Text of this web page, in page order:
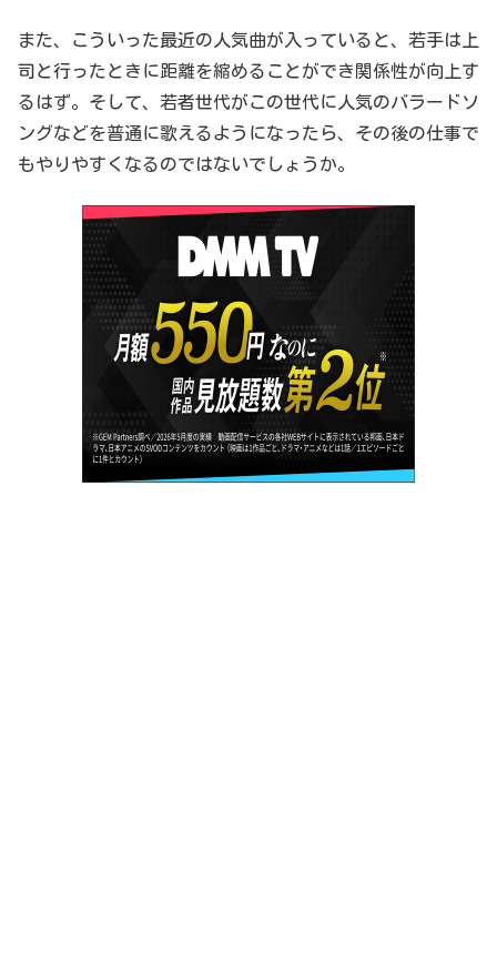
また、こういった最近の人気曲が入っていると、若手は上
司と行ったときに距離を縮めることができ関係性が向上す
るはず。そして、若者世代がこの世代に人気のバラードソ
ングなどを普通に歌えるようになったら、その後の仕事で
もやりやすくなるのではないでしょうか。